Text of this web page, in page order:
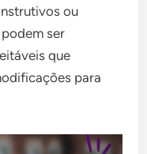
ou
ser
que
para